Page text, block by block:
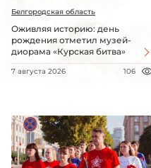
Белгородская область
Оживляя историю: день
рождения отметил музей-
диорама «Курская битва»
7 августа 2026 106